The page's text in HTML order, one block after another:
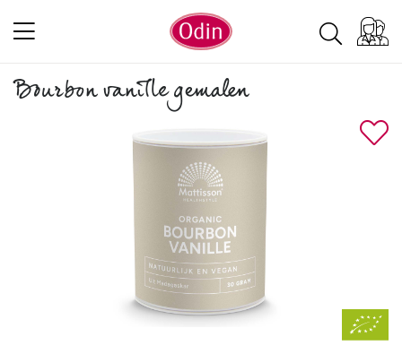
Bourbon vanille gemalen